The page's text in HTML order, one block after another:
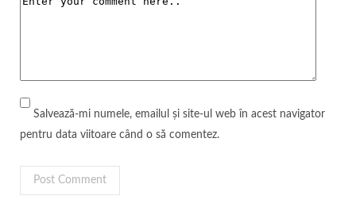
Salvează-mi numele, emailul și site-ul web în acest navigator
pentru data viitoare când o să comentez.